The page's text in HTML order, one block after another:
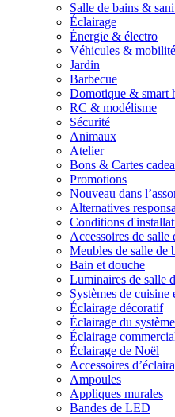
Salle de bains &
Éclairage
Énergie & électro
Véhicules & mobilité
Jardin
Barbecue
Domotique & smart
RC & modélisme
Sécurité
Animaux
Atelier
Bons & Cartes
Promotions
Nouveau dans
Alternatives
Conditions
Accessoires de salle
Meubles de salle de
Bain et douche
Luminaires de salle
Systèmes de cuisine
Éclairage décoratif
Éclairage du système
Éclairage
Éclairage de Noël
Accessoires
Ampoules
Appliques murales
Bandes de LED